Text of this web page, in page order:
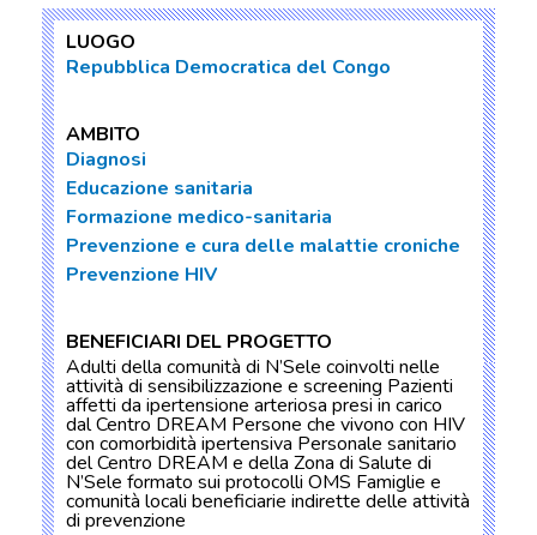
LUOGO
Repubblica Democratica del Congo
AMBITO
Diagnosi
Educazione sanitaria
Formazione medico-sanitaria
Prevenzione e cura delle malattie croniche
Prevenzione HIV
BENEFICIARI DEL PROGETTO
Adulti della comunità di N’Sele coinvolti nelle
attività di sensibilizzazione e screening Pazienti
affetti da ipertensione arteriosa presi in carico
dal Centro DREAM Persone che vivono con HIV
con comorbidità ipertensiva Personale sanitario
del Centro DREAM e della Zona di Salute di
N’Sele formato sui protocolli OMS Famiglie e
comunità locali beneficiarie indirette delle attività
di prevenzione